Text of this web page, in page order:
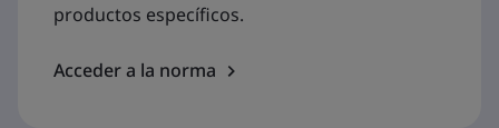
productos específicos.
Acceder a la norma